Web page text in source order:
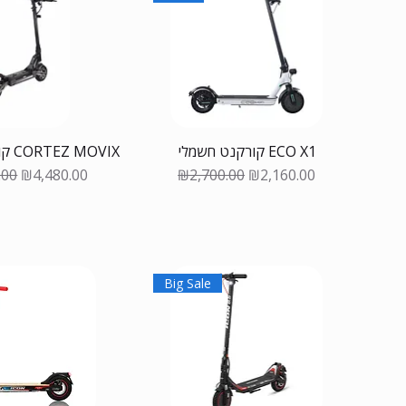
קורקינט חשמלי CORTEZ MOVIX
PriceSale Price
₪4,480.00
קורקנט חשמלי ECO X1
Regular Price
₪2,700.00 Sale Price
₪2,160.00
Big Sale